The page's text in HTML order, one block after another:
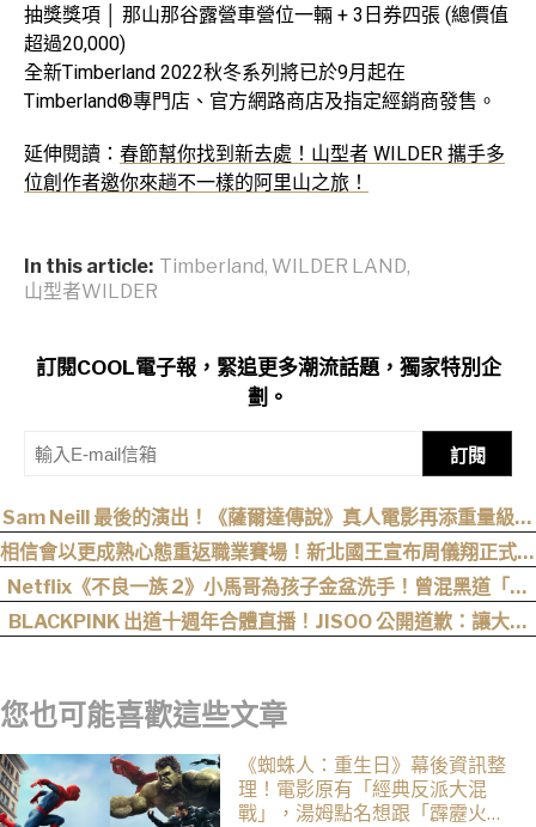
抽獎獎項 │ 那山那谷露營車營位一輛 + 3日券四張 (總價值
超過20,000)
全新Timberland 2022秋冬系列將已於9月起在
Timberland®專門店、官方網路商店及指定經銷商發售。
延伸閱讀： 春節幫你找到新去處！山型者 WILDER 攜手多
位創作者邀你來趟不一樣的阿里山之旅！
In this article: Timberland, WILDER LAND,
山型者WILDER
訂閱COOL電子報，緊追更多潮流話題，獨家特別企
劃。
訂閱
Sam Neill 最後的演出！《薩爾達傳說》真人電影再添重量級卡
司
相信會以更成熟心態重返職業賽場！新北國王宣布周儀翔正式加
盟
Netflix《不良一族 2》小馬哥為孩子金盆洗手！曾混黑道「割
掉小拇指」，女來賓全被帥到：超有骨氣
BLACKPINK 出道十週年合體直播！JISOO 公開道歉：讓大家
您也可能喜歡這些文章
《蜘蛛人：重生日》幕後資訊整
理！電影原有「經典反派大混
戰」，湯姆點名想跟「霹靂火」